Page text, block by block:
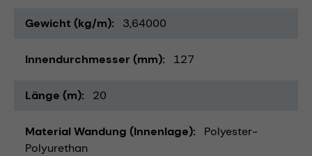
Gewicht (kg/m) 3,64000
Innendurchmesser (mm) 127
Länge (m) 20
Material Wandung (Innenlage)
Polyester-
Polyurethan